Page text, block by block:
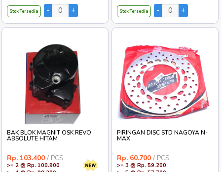
Stok Tersedia Stok Tersedia
BAK BLOK MAGNIT OSK REVO
ABSOLUTE HITAM
Rp. 103.400 / PCS
>= 2 @ Rp. 100.900
PIRINGAN DISC STD NAGOYA N-
MAX
Rp. 60.700 / PCS
>= 3 @ Rp. 59.200